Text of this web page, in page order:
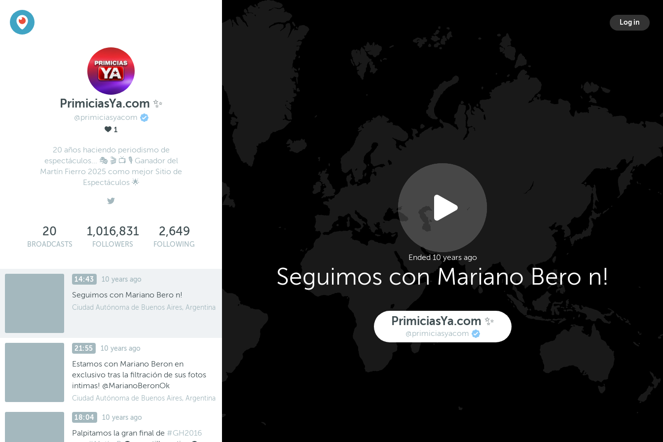
PrimiciasYa.com ✨
@primiciasyacom
1
20 años haciendo periodismo de
espectáculos... 🎭 🎬 📺 🎙 Ganador del
Martín Fierro 2025 como mejor Sitio de
Espectáculos 🌟
20
BROADCASTS
1,016,831
FOLLOWERS
2,649
FOLLOWING
14:43 10 years ago
Seguimos con Mariano Bero n!
Ciudad Autónoma de Buenos Aires, Argentina
21:55 10 years ago
Estamos con Mariano Beron en
exclusivo tras la filtración de sus fotos
intimas! @MarianoBeronOk
Ciudad Autónoma de Buenos Aires, Argentina
18:04 10 years ago
Palpitamos la gran final de #GH2016
Ended 10 years ago
Seguimos con Mariano Bero n!
PrimiciasYa.com ✨
@primiciasyacom
Log in